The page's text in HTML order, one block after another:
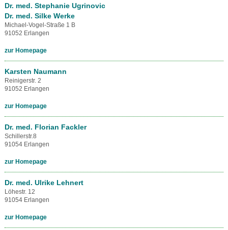
Dr. med. Stephanie Ugrinovic
Dr. med. Silke Werke
Michael-Vogel-Straße 1 B
91052 Erlangen
zur Homepage
Karsten Naumann
Reinigerstr. 2
91052 Erlangen
zur Homepage
Dr. med. Florian Fackler
Schillerstr.8
91054 Erlangen
zur Homepage
Dr. med. Ulrike Lehnert
Löhestr. 12
91054 Erlangen
zur Homepage